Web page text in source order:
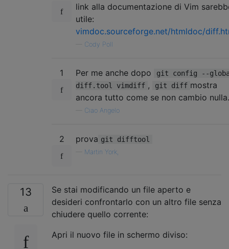
link alla documentazione di Vim
utile:
vimdoc.sourceforge.net/htmldoc/
Cody Poll
1 Per me anche dopo
git config --
diff.tool vimdiff , git diff mostra
ancora tutto come se non cambio nulla.
Ciao Angelo
2 prova git difftool
Martin York,
13
Se stai modificando un file aperto e
desideri confrontarlo con un altro file senza
chiudere quello corrente:
Apri il nuovo file in schermo diviso: